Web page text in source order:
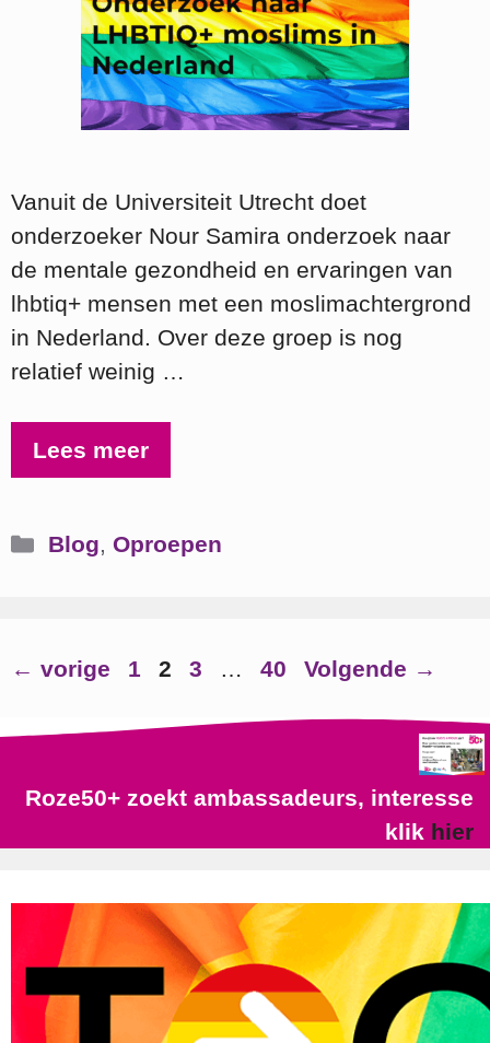
Vanuit de Universiteit Utrecht doet
onderzoeker Nour Samira onderzoek naar
de mentale gezondheid en ervaringen van
lhbtiq+ mensen met een moslimachtergrond
in Nederland. Over deze groep is nog
relatief weinig …
Lees meer
Categorieën
Blog, Oproepen
← vorige Pagina
1 Pagina
2 Pagina
3 … Pagina
40 Volgende →
Roze50+ zoekt ambassadeurs, interesse
klik hier